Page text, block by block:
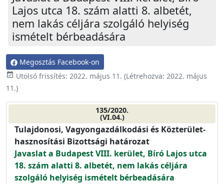
Lajos utca 18. szám alatti 8. albetét,
nem lakás céljára szolgáló helyiség
ismételt bérbeadására
Megosztás Facebook-on
event_available Utolsó frissítés: 2022. május 11. (Létrehozva: 2022. május
11.)
135/2020.
(VI.04.)
Tulajdonosi, Vagyongazdálkodási és Közterület-
hasznosítási Bizottsági határozat
Javaslat a Budapest VIII. kerület, Bíró Lajos utca
18. szám alatti 8. albetét, nem lakás céljára
szolgáló helyiség ismételt bérbeadására